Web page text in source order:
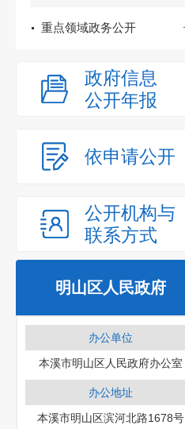
重点领域政务公开
政府信息
公开年报
依申请公开
公开机构与
联系方式
明山区人民政府
办公单位
本溪市明山区人民政府办公室
办公地址
本溪市明山区滨河北路1678号